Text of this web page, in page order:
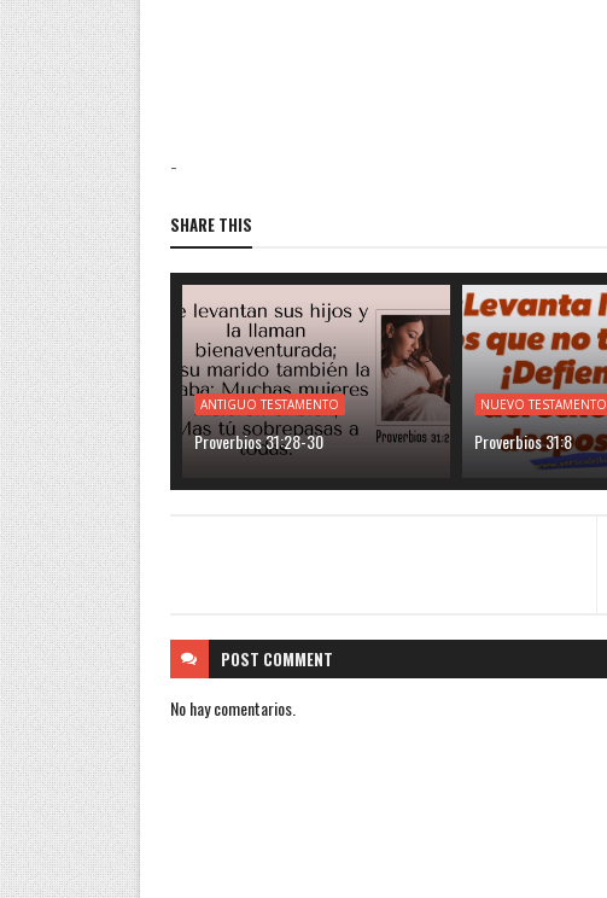
-
SHARE THIS
ANTIGUO TESTAMENTO
Proverbios 31:28-30
NUEVO TESTAMENTO
Proverbios 31:8
POST COMMENT
No hay comentarios.